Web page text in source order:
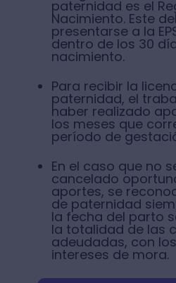
paternidad es el
Nacimiento. Este
presentarse a la
dentro de los 30
nacimiento.
Para recibir la
paternidad, el
haber realizado
los meses que
período de
En el caso que no
cancelado
aportes, se
de paternidad
la fecha del parto
la totalidad de las
adeudadas, con
intereses de mora.